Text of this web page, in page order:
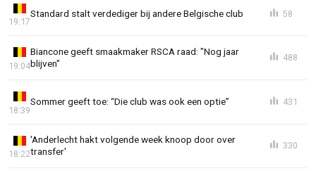
Standard stalt verdediger bij andere Belgische club
19:17
58
Biancone geeft smaakmaker RSCA raad: "Nog jaar
blijven"
19:04
488
Sommer geeft toe: “Die club was ook een optie”
18:39
431
'Anderlecht hakt volgende week knoop door over
transfer'
18:22
330